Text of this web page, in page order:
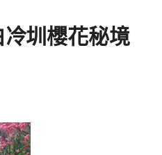
圳櫻花秘境